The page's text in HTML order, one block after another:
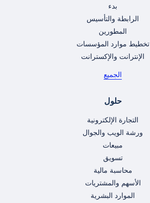
بدء
الرابطة والتأسيس
المطورين
تخطيط موارد المؤسسات
الإنترانت والإكسترانت
الجميع
حلول
التجارة الإلكترونية
ورشة الويب والجوال
مبيعات
تسويق
محاسبة مالية
الأسهم والمشتريات
الموارد البشرية